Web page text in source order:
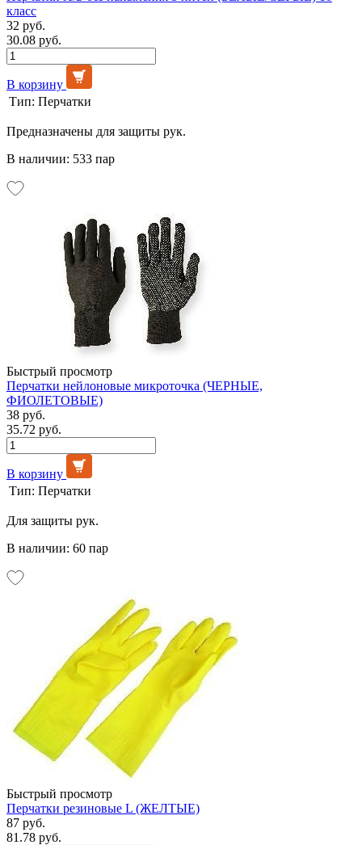
класс
32 руб.
30.08 руб.
В корзину
Тип: Перчатки
Предназначены для защиты рук.
В наличии: 533 пар
Быстрый просмотр
Перчатки нейлоновые микроточка (ЧЕРНЫЕ,
ФИОЛЕТОВЫЕ)
38 руб.
35.72 руб.
В корзину
Тип: Перчатки
Для защиты рук.
В наличии: 60 пар
Быстрый просмотр
Перчатки резиновые L (ЖЕЛТЫЕ)
87 руб.
81.78 руб.